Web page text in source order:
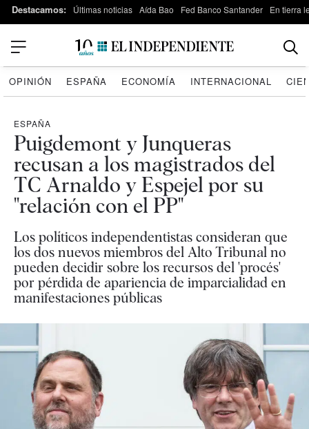
Destacamos: Últimas noticias Aída Bao Fed Banco Santander En tierra
OPINIÓN ESPAÑA ECONOMÍA INTERNACIONAL
ESPAÑA
Puigdemont y Junqueras
recusan a los magistrados del
TC Arnaldo y Espejel por su
"relación con el PP"
Los políticos independentistas consideran que
los dos nuevos miembros del Alto Tribunal no
pueden decidir sobre los recursos del 'procés'
por pérdida de apariencia de imparcialidad en
manifestaciones públicas